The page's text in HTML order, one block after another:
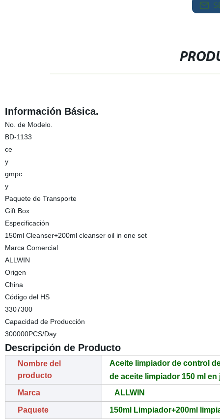
Información Básica.
No. de Modelo.
BD-1133
ce
y
gmpc
y
Paquete de Transporte
Gift Box
Especificación
150ml Cleanser+200ml cleanser oil in one set
Marca Comercial
ALLWIN
Origen
China
Código del HS
3307300
Capacidad de Producción
300000PCS/Day
Descripción de Producto
Nombre del
producto
Aceite limpiador de control
de aceite limpiador 150 ml en
Marca
ALLWIN
Paquete 150ml Limpiador+200ml